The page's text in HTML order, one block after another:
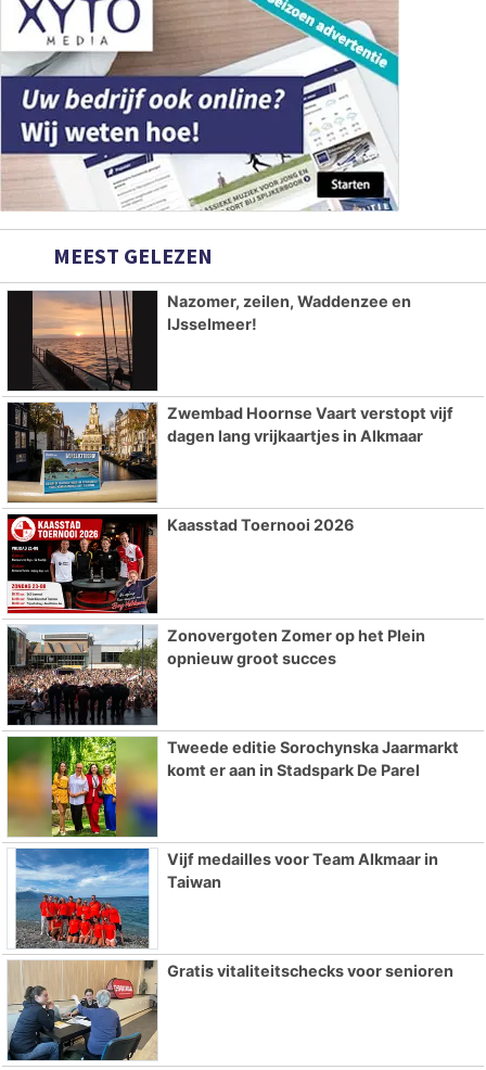
MEEST GELEZEN
Nazomer, zeilen, Waddenzee en
IJsselmeer!
Zwembad Hoornse Vaart verstopt vijf
dagen lang vrijkaartjes in Alkmaar
Kaasstad Toernooi 2026
Zonovergoten Zomer op het Plein
opnieuw groot succes
Tweede editie Sorochynska Jaarmarkt
komt er aan in Stadspark De Parel
Vijf medailles voor Team Alkmaar in
Taiwan
Gratis vitaliteitschecks voor senioren